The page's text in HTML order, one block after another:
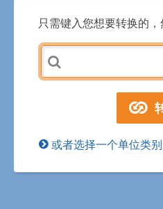
只需键入您想要转换的
或者选择一个单位类